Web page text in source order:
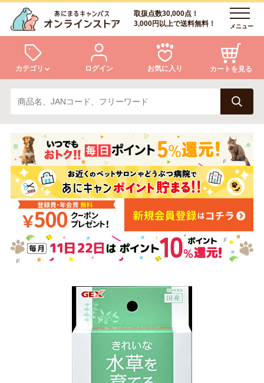
取扱点数30,000点！
3,000円以上で送料無料！
メニュー
カテゴリ
犬 猫
小動物・鳥 アクア・爬虫類・昆虫
ドッグフード キャットフード
美容・ケア用品 服・おさんぽ用品
日用品（デイリー） リビング雑貨
トリマーグッズ シニアサポート
ログイン お気に入り カートを見る
ログイン
会員登録
あにまるキャンパスについて
アフターサービス
商品リクエスト